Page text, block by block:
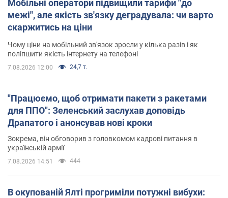
Мобільні оператори підвищили тарифи "до
межі", але якість зв'язку деградувала: чи варто
скаржитись на ціни
Чому ціни на мобільний зв'язок зросли у кілька разів і як
поліпшити якість інтернету на телефоні
7.08.2026 12:00 24,7 т.
"Працюємо, щоб отримати пакети з ракетами
для ППО": Зеленський заслухав доповідь
Драпатого і анонсував нові кроки
Зокрема, він обговорив з головкомом кадрові питання в
українській армії
7.08.2026 14:51 444
В окупованій Ялті прогриміли потужні вибухи: